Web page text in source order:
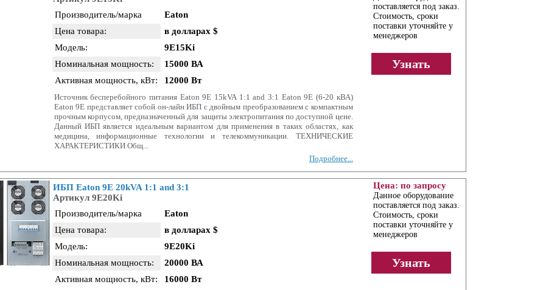
поставляется под заказ.
Стоимость, сроки
поставки уточняйте у
менеджеров
Узнать
Производитель/марка
Eaton
Цена товара:
в долларах $
Модель:
9E15Ki
Номинальная мощность:
15000 ВА
Активная мощность, кВт:
12000 Вт
Источник бесперебойного питания Eaton 9E 15kVA 1:1 and 3:1 Eaton 9E (6-20 кВА)
Eaton 9E представляет собой он-лайн ИБП с двойным преобразованием с компактным
прочным корпусом, предназначенный для защиты электропитания по доступной цене.
Данный ИБП является идеальным вариантом для применения в таких областях, как
медицина, информационные технологии и телекоммуникации. ТЕХНИЧЕСКИЕ
ХАРАКТЕРИСТИКИ Общ...
Подробнее...
Цена: по запросу
Данное оборудование
поставляется под заказ.
Стоимость, сроки
поставки уточняйте у
менеджеров
Узнать
ИБП Eaton 9E 20kVA 1:1 and 3:1
Артикул 9E20Ki
Производитель/марка
Eaton
Цена товара:
в долларах $
Модель:
9E20Ki
Номинальная мощность:
20000 ВА
Активная мощность, кВт:
16000 Вт